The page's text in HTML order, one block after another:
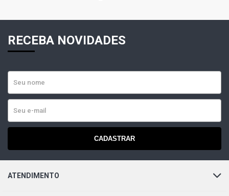
RECEBA NOVIDADES
CADASTRAR
ATENDIMENTO